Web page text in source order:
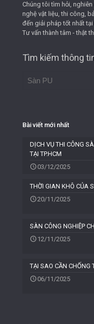
Chúng tôi tìm hỏi,
nghệ vật liệu, thi công,
đến giải pháp tốt nhất
Tư vấn thành tâm - thật
Tìm kiếm thông
Bài viết mới nhất
DỊCH VỤ THI CÔNG
TẠI TP.HCM
03/12/2025
THỜI GIAN KHÔ CỦA
20/11/2025
SÀN CÔNG NGHIỆP
12/11/2025
TẠI SAO CẦN
06/11/2025